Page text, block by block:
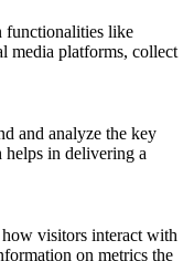
functionalities like
media platforms, collect
and analyze the key
helps in delivering a
visitors interact with
on metrics the